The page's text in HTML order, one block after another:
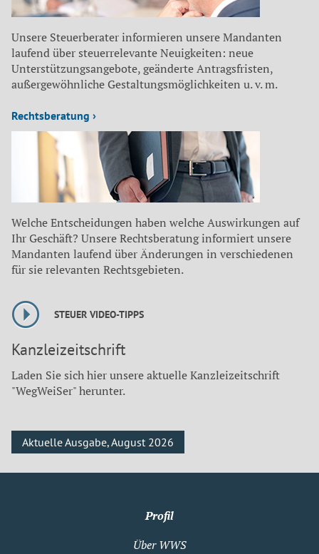
Unsere Steuerberater informieren unsere Mandanten
laufend über steuerrelevante Neuigkeiten: neue
Unterstützungsangebote, geänderte Antragsfristen,
außergewöhnliche Gestaltungsmöglichkeiten u. v. m.
Rechtsberatung ›
Welche Entscheidungen haben welche Auswirkungen auf
Ihr Geschäft? Unsere Rechtsberatung informiert unsere
Mandanten laufend über Änderungen in verschiedenen
für sie relevanten Rechtsgebieten.
STEUER VIDEO-TIPPS
Kanzleizeitschrift
Laden Sie sich hier unsere aktuelle Kanzleizeitschrift
"WegWeiSer" herunter.
Aktuelle Ausgabe, August 2026
Profil
Über WWS